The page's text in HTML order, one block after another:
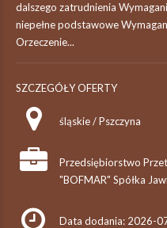
dalszego zatrudnienia
niepełne podstawowe
Orzeczenie...
SZCZEGÓŁY OFERTY
śląskie / Pszczyna
Przedsiębiorstwo
"BOFMAR" Spółka
Data dodania: 2026-